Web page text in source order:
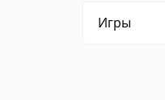
Игры